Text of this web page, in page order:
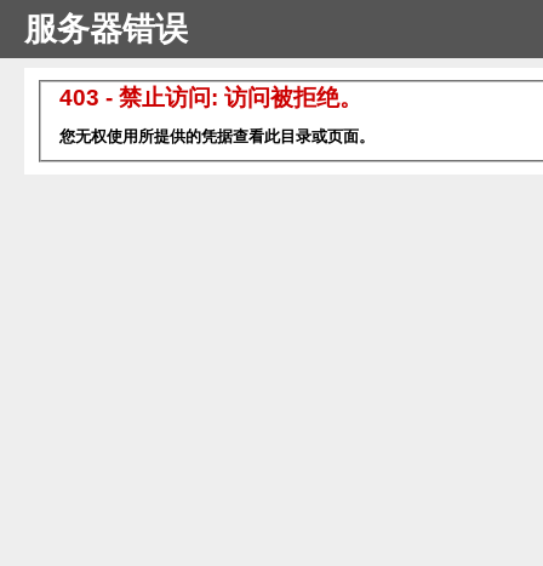
服务器错误
403 - 禁止访问: 访问被拒绝。
您无权使用所提供的凭据查看此目录或页面。